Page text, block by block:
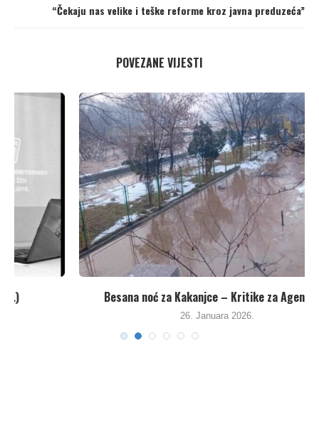
“Čekaju nas velike i teške reforme kroz javna preduzeća”
POVEZANE VIJESTI
Besana noć za Kakanjce – Kritike za Agenciju...
26. Januara 2026.